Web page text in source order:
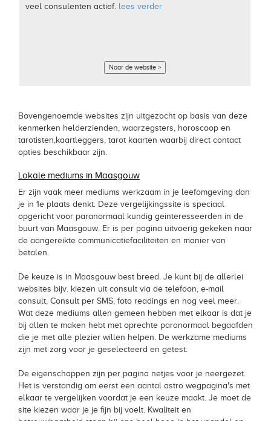
veel consulenten actief. lees verder
Naar de website >
Bovengenoemde websites zijn uitgezocht op basis van deze
kenmerken helderzienden, waarzegsters, horoscoop en
tarotisten,kaartleggers, tarot kaarten waarbij direct contact
opties beschikbaar zijn.
Lokale mediums in Maasgouw
Er zijn vaak meer mediums werkzaam in je leefomgeving dan
je in 1e plaats denkt. Deze vergelijkingssite is speciaal
opgericht voor paranormaal kundig geinteresseerden in de
buurt van Maasgouw. Er is per pagina uitvoerig gekeken naar
de aangereikte communicatiefaciliteiten en manier van
betalen.
De keuze is in Maasgouw best breed. Je kunt bij de allerlei
websites bijv. kiezen uit consult via de telefoon, e-mail
consult, Consult per SMS, foto readings en nog veel meer.
Wat deze mediums allen gemeen hebben met elkaar is dat je
bij allen te maken hebt met oprechte paranormaal begaafden
die je met alle plezier willen helpen. De werkzame mediums
zijn met zorg voor je geselecteerd en getest.
De eigenschappen zijn per pagina netjes voor je neergezet.
Het is verstandig om eerst een aantal astro wegpagina's met
elkaar te vergelijken voordat je een keuze maakt. Je moet de
site kiezen waar je je fijn bij voelt. Kwaliteit en